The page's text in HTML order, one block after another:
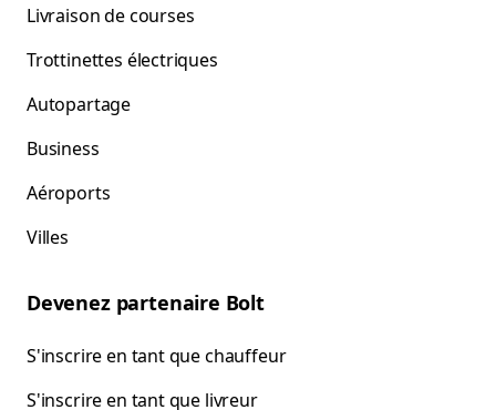
Livraison de courses
Trottinettes électriques
Autopartage
Business
Aéroports
Villes
Devenez partenaire Bolt
S'inscrire en tant que chauffeur
S'inscrire en tant que livreur